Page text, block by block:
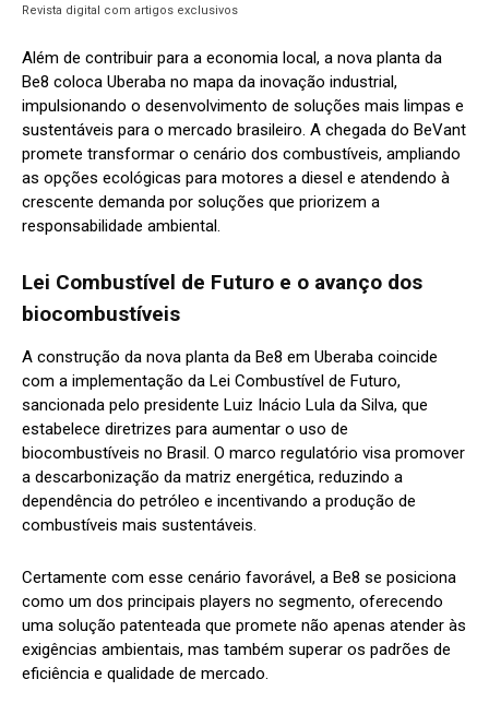
Revista digital com artigos exclusivos
Além de contribuir para a economia local, a nova planta da
Be8 coloca Uberaba no mapa da inovação industrial,
impulsionando o desenvolvimento de soluções mais limpas e
sustentáveis para o mercado brasileiro. A chegada do BeVant
promete transformar o cenário dos combustíveis, ampliando
as opções ecológicas para motores a diesel e atendendo à
crescente demanda por soluções que priorizem a
responsabilidade ambiental.
Lei Combustível de Futuro e o avanço dos
biocombustíveis
A construção da nova planta da Be8 em Uberaba coincide
com a implementação da Lei Combustível de Futuro,
sancionada pelo presidente Luiz Inácio Lula da Silva, que
estabelece diretrizes para aumentar o uso de
biocombustíveis no Brasil. O marco regulatório visa promover
a descarbonização da matriz energética, reduzindo a
dependência do petróleo e incentivando a produção de
combustíveis mais sustentáveis.
Certamente com esse cenário favorável, a Be8 se posiciona
como um dos principais players no segmento, oferecendo
uma solução patenteada que promete não apenas atender às
exigências ambientais, mas também superar os padrões de
eficiência e qualidade de mercado.